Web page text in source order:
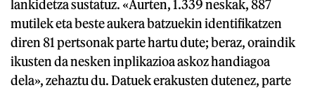
lankidetza sustatuz. «Aurten, 1.339 neskak, 887
mutilek eta beste aukera batzuekin identifikatzen
diren 81 pertsonak parte hartu dute; beraz, oraindik
ikusten da nesken inplikazioa askoz handiagoa
dela», zehaztu du. Datuek erakusten dutenez, parte